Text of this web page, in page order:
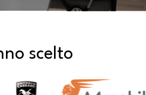
scelto